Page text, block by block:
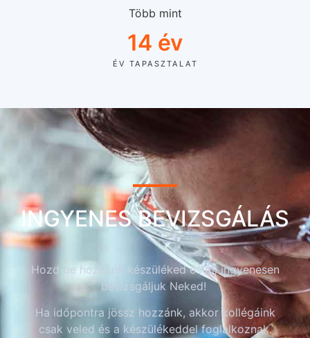
Több mint
ÉV TAPASZTALAT
14 év
INGYENES BEVIZSGÁLÁS
Hozd be hozzánk készüléked és mi ingyenesen
bevizsgáljuk Neked!
Ha időpontra jössz hozzánk, akkor kollégáink
csak veled és a készülékeddel foglalkoznak.